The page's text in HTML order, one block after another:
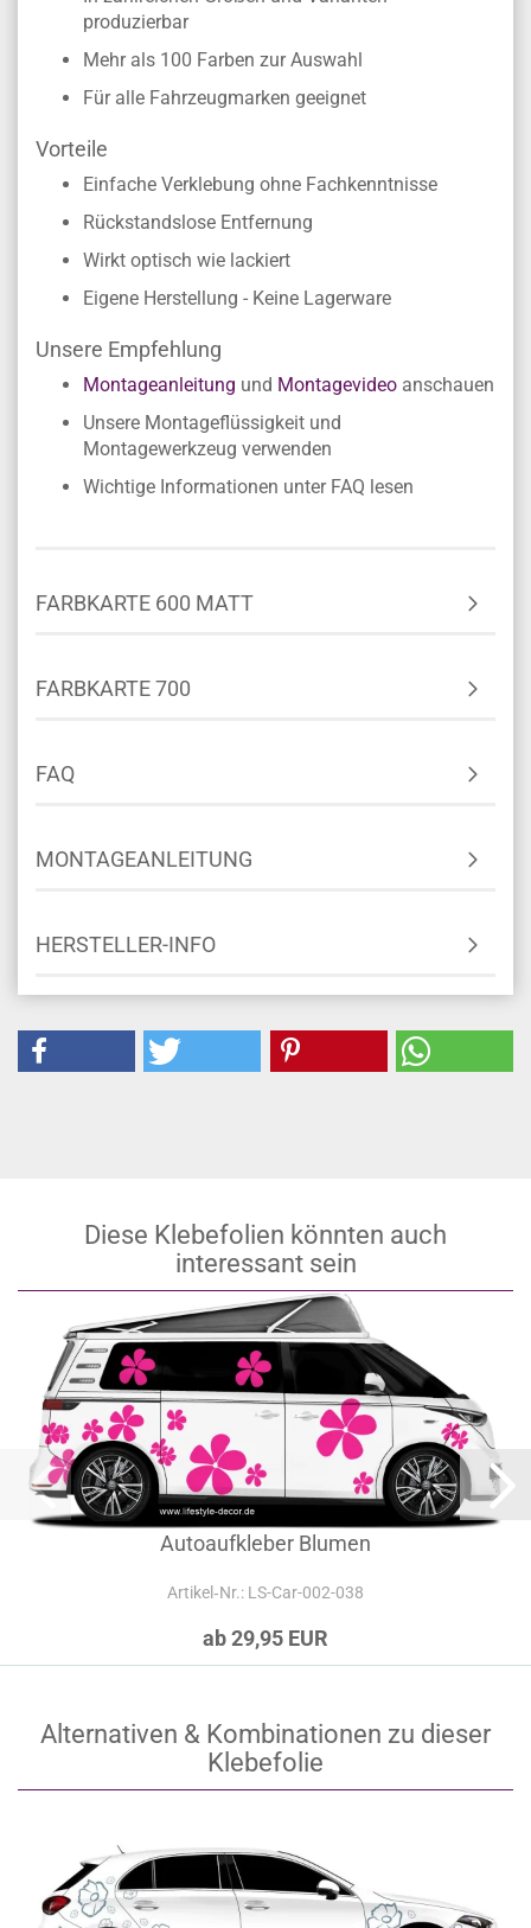
produzierbar
Mehr als 100 Farben zur Auswahl
Für alle Fahrzeugmarken geeignet
Vorteile
Einfache Verklebung ohne Fachkenntnisse
Rückstandslose Entfernung
Wirkt optisch wie lackiert
Eigene Herstellung - Keine Lagerware
Unsere Empfehlung
Montageanleitung und Montagevideo anschauen
Unsere Montageflüssigkeit und
Montagewerkzeug verwenden
Wichtige Informationen unter FAQ lesen
FARBKARTE 600 MATT
FARBKARTE 700
FAQ
MONTAGEANLEITUNG
HERSTELLER-INFO
Diese Klebefolien könnten auch
interessant sein
Autoaufkleber Blumen
Artikel‑Nr.: LS-Car-002-038
ab 29,95 EUR
Alternativen & Kombinationen zu dieser
Klebefolie